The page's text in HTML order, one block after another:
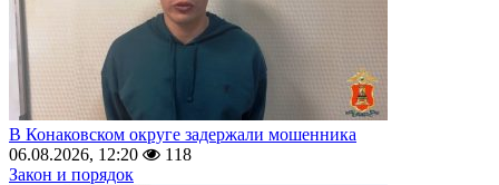
В Конаковском округе задержали мошенника
06.08.2026, 12:20
118
Закон и порядок